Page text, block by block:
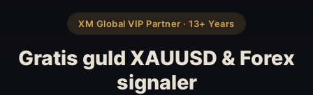
XM Global VIP Partner · 13+ Years
Gratis guld XAUUSD & Forex
signaler